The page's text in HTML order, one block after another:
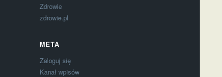
Zdrowie
zdrowie.pl
META
Zaloguj się
Kanał wpisów